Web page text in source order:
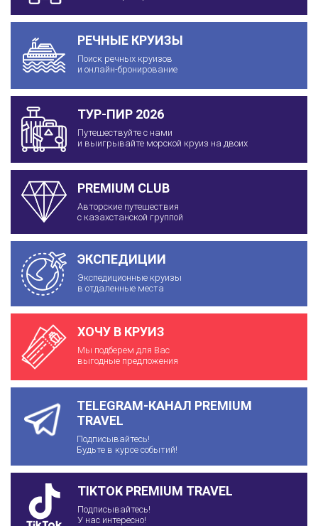
РЕЧНЫЕ КРУИЗЫ
Поиск речных круизов
и онлайн-бронирование
ТУР-ПИР 2026
Путешествуйте с нами
и выигрывайте морской круиз на двоих
PREMIUM CLUB
Авторские путешествия
с казахстанской группой
ЭКСПЕДИЦИИ
Экспедиционные круизы
в отдаленные места
ХОЧУ В КРУИЗ
Мы подберем для Вас
выгодные предложения
TELEGRAM-КАНАЛ PREMIUM
TRAVEL
Подписывайтесь!
Будьте в курсе событий!
TIKTOK PREMIUM TRAVEL
Подписывайтесь!
У нас интересно!